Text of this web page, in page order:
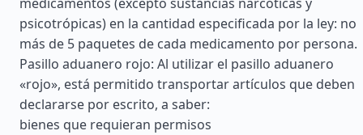
psicotrópicas) en la cantidad especificada por la ley: no
más de 5 paquetes de cada medicamento por persona.
Pasillo aduanero rojo: Al utilizar el pasillo aduanero
«rojo», está permitido transportar artículos que deben
declararse por escrito, a saber:
bienes que requieran permisos